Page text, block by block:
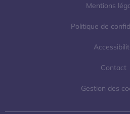
Mentions
Politique de
Contact
Gestion des